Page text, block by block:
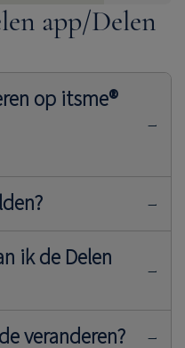
app/Delen
op itsme®
volg hier onze
ik de Delen
veranderen?